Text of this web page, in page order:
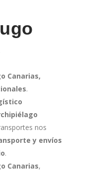
Canarias,
.
nos
y envíos
.
Canarias,